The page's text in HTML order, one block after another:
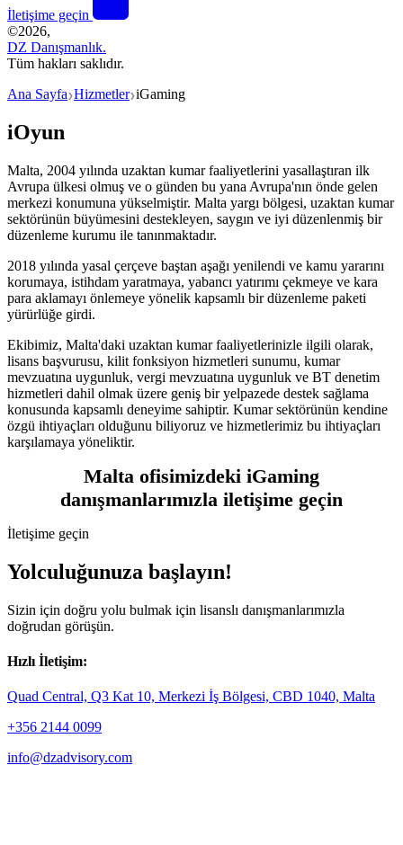
İletişime geçin
©2026,
DZ Danışmanlık.
Tüm hakları saklıdır.
Ana Sayfa ❯Hizmetler❯iGaming
iOyun
Malta, 2004 yılında uzaktan kumar faaliyetlerini yasallaştıran ilk
Avrupa ülkesi olmuş ve o günden bu yana Avrupa'nın önde gelen
merkezi konumuna yükselmiştir. Malta yargı bölgesi, uzaktan kumar
sektörünün büyümesini destekleyen, saygın ve iyi düzenlenmiş bir
düzenleme kurumu ile tanınmaktadır.
2018 yılında yasal çerçeve baştan aşağı yenilendi ve kamu yararını
korumaya, istihdam yaratmaya, yabancı yatırımı çekmeye ve kara
para aklamayı önlemeye yönelik kapsamlı bir düzenleme paketi
yürürlüğe girdi.
Ekibimiz, Malta'daki uzaktan kumar faaliyetlerinizle ilgili olarak,
lisans başvurusu, kilit fonksiyon hizmetleri sunumu, kumar
mevzuatına uygunluk, vergi mevzuatına uygunluk ve BT denetim
hizmetleri dahil olmak üzere geniş bir yelpazede destek sağlama
konusunda kapsamlı deneyime sahiptir. Kumar sektörünün kendine
özgü ihtiyaçları olduğunu biliyoruz ve hizmetlerimiz bu ihtiyaçları
karşılamaya yöneliktir.
Malta ofisimizdeki iGaming
danışmanlarımızla iletişime geçin
İletişime geçin
Yolculuğunuza başlayın!
Sizin için doğru yolu bulmak için lisanslı danışmanlarımızla
doğrudan görüşün.
Hızlı İletişim:
Quad Central, Q3 Kat 10, Merkezi İş Bölgesi, CBD 1040, Malta
+356 2144 0099
info@dzadvisory.com